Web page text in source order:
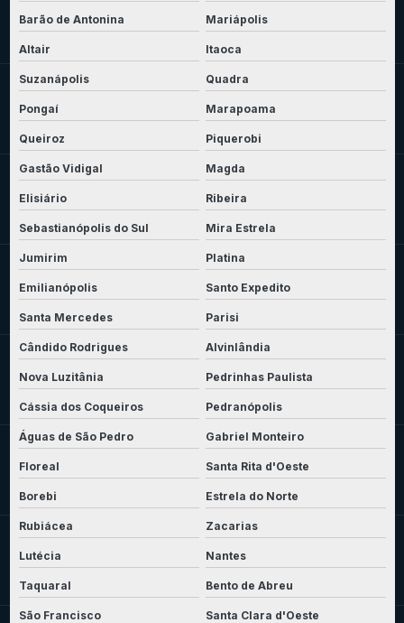
Barão de Antonina Mariápolis
Altair Itaoca
Suzanápolis Quadra
Pongaí Marapoama
Queiroz Piquerobi
Gastão Vidigal Magda
Elisiário Ribeira
Sebastianópolis do Sul Mira Estrela
Jumirim Platina
Emilianópolis Santo Expedito
Santa Mercedes Parisi
Cândido Rodrigues Alvinlândia
Nova Luzitânia Pedrinhas Paulista
Cássia dos Coqueiros Pedranópolis
Águas de São Pedro Gabriel Monteiro
Floreal Santa Rita d'Oeste
Borebi Estrela do Norte
Rubiácea Zacarias
Lutécia Nantes
Taquaral Bento de Abreu
São Francisco Santa Clara d'Oeste